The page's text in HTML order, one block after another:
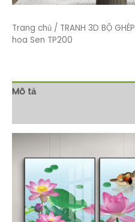
Trang chủ / TRANH 3D BỘ GHÉP
hoa Sen TP200
Mô tả